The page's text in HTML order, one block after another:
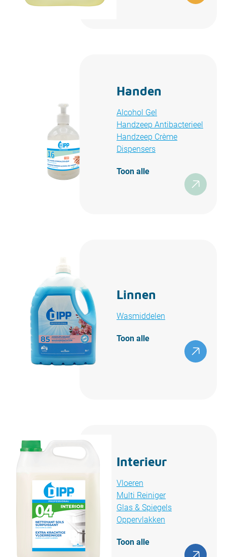
Handen
Alcohol Gel
Handzeep Antibacterieel
Handzeep Crème
Dispensers
Toon alle
Linnen
Wasmiddelen
Toon alle
Interieur
Vloeren
Multi Reiniger
Glas & Spiegels
Oppervlakken
Toon alle